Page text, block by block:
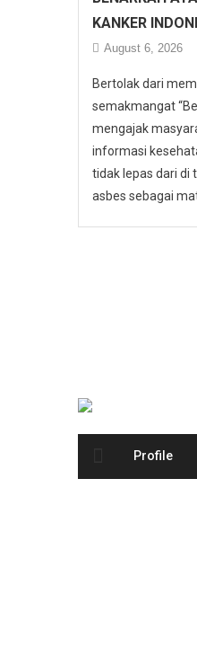
KANKER
August 6, 2026
Bertolak dari
semakmangat
mengajak
informasi
tidak lepas dari di
asbes sebagai
Profile